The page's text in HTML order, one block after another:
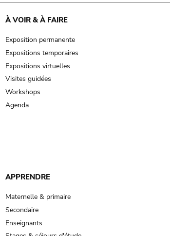
À VOIR & À FAIRE
Exposition permanente
Expositions temporaires
Expositions virtuelles
Visites guidées
Workshops
Agenda
APPRENDRE
Maternelle & primaire
Secondaire
Enseignants